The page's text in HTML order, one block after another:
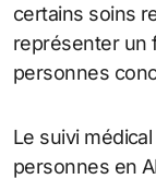
certains soins
représenter un
personnes
Le suivi
personnes en